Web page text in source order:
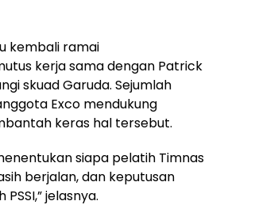
kembali ramai
kerja sama dengan Patrick
skuad Garuda. Sejumlah
Exco mendukung
keras hal tersebut.
siapa pelatih Timnas
berjalan, dan keputusan
jelasnya.